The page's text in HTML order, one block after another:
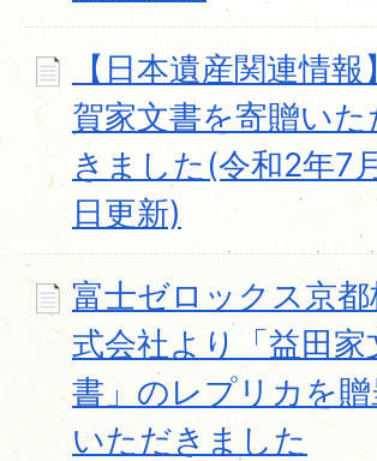
【日本遺産関連情報
賀家文書を寄贈いた
きました(令和2年7
日更新)
富士ゼロックス京都
式会社より「益田家
書」のレプリカを贈
いただきました